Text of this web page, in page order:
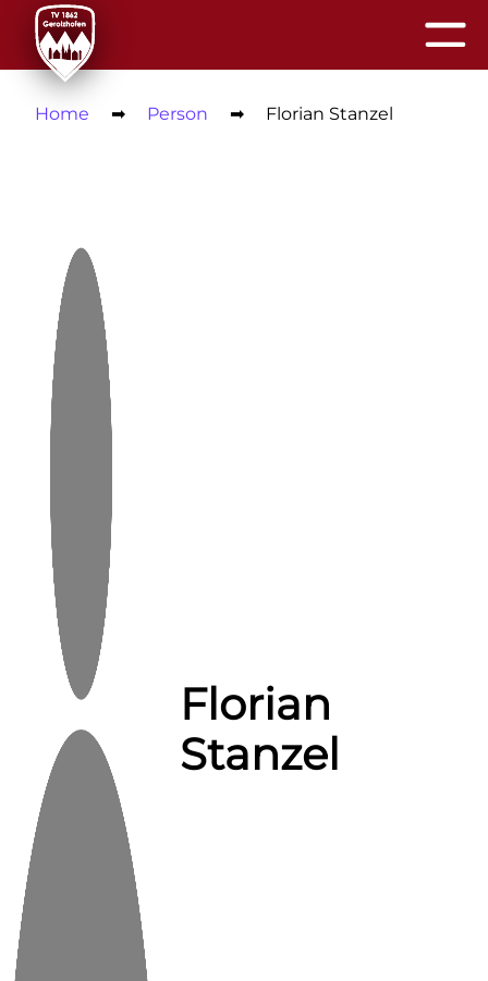
Home ➡ Person ➡ Florian Stanzel
Florian
Stanzel